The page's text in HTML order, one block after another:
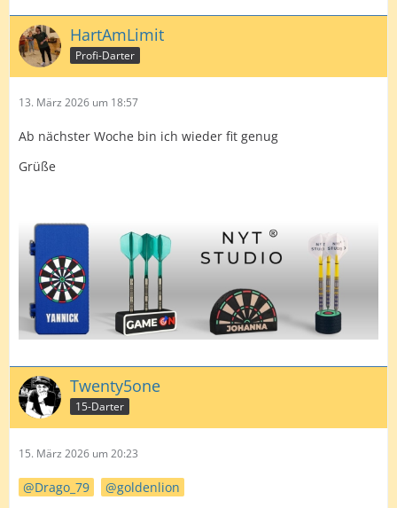
HartAmLimit
Profi-Darter
13. März 2026 um 18:57
Ab nächster Woche bin ich wieder fit genug
Grüße
Twenty5one
15-Darter
15. März 2026 um 20:23
Drago_79
goldenlion